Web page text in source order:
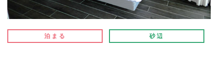
泊まる 砂辺